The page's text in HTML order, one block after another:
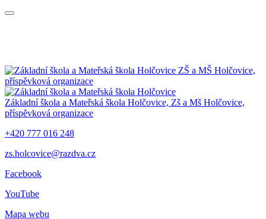
ZŠ a MŠ Holčovice,
příspěvková organizace
Základní škola a Mateřská škola Holčovice, Zš a Mš Holčovice,
příspěvková organizace
+420 777 016 248
zs.holcovice@razdva.cz
Facebook
YouTube
Mapa webu